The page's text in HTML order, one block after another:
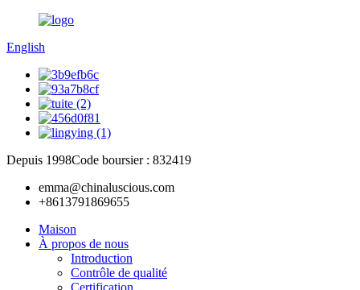
English
Depuis 1998Code boursier : 832419
emma@chinaluscious.com
+8613791869655
Maison
À propos de nous
Introduction
Contrôle de qualité
Certification